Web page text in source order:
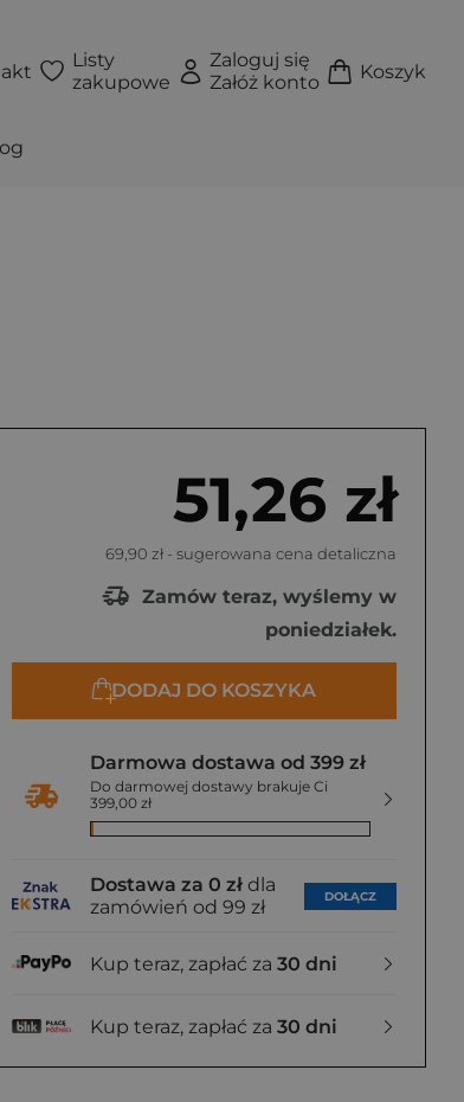
Listy
zakupowe
Zaloguj się
Załóż konto
Koszyk
51,26 zł
69,90 zł - sugerowana cena detaliczna
Zamów teraz, wyślemy w
poniedziałek.
DODAJ DO KOSZYKA
Darmowa dostawa od 399 zł
Do darmowej dostawy brakuje Ci
399,00 zł
Dostawa za 0 zł dla
zamówień od 99 zł
DOŁĄCZ
Kup teraz, zapłać za 30 dni
Kup teraz, zapłać za 30 dni